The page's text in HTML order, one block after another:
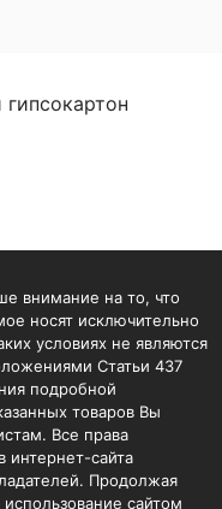
внимание на то, что
носят исключительно
условиях не являются
Статьи 437
подробной
товаров Вы
Все права
сайта
Продолжая
сайтом